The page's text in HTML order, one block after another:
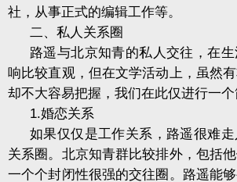
社，从事正式的编辑工作等。
二、私人关系圈
路遥与北京知青的私人交往，在
响比较直观，但在文学活动上，虽然
却不大容易把握，我们在此仅进行一个
1.婚恋关系
如果仅仅是工作关系，路遥很难
关系圈。北京知青群比较排外，包括
一个个封闭性很强的交往圈。路遥能